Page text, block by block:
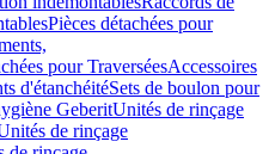
Pièces détachées pour
pour TraverséesAccessoires
d'étanchéitéSets de boulon pour
GeberitUnités de rinçage
de rinçage